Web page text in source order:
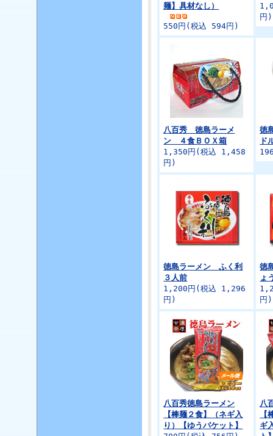
麺】具材なし）
550円(税込 594円)
円)
八百秀 徳島ラーメ
ン ４食ＢＯＸ箱
1,350円(税込 1,458
円)
徳
ド
徳島ラーメン ふく利
３人前
1,200円(税込 1,296
円)
徳
ょ
円)
八百秀徳島ラーメン
【棒麺２食】（ネギ入
り）【ゆうパケット】
八
ギ